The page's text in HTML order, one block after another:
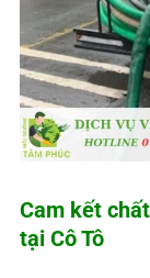
Cam kết
tại Cô Tô